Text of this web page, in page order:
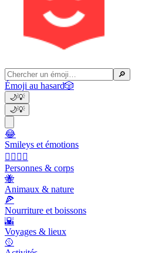
🔎
Émoji au hasard🎲
🌙💡
🌙💡
😂
Smileys et émotions
👩‍❤️‍💋‍👨
Personnes & corps
🐝
Animaux & nature
🍕
Nourriture et boissons
🌇
Voyages & lieux
🥎